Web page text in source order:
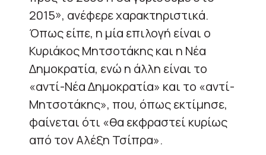
2015», ανέφερε χαρακτηριστικά.
Όπως είπε, η μία επιλογή είναι ο
Κυριάκος Μητσοτάκης και η Νέα
Δημοκρατία, ενώ η άλλη είναι το
«αντί-Νέα Δημοκρατία» και το «αντί-
Μητσοτάκης», που, όπως εκτίμησε,
φαίνεται ότι «θα εκφραστεί κυρίως
από τον Αλέξη Τσίπρα».